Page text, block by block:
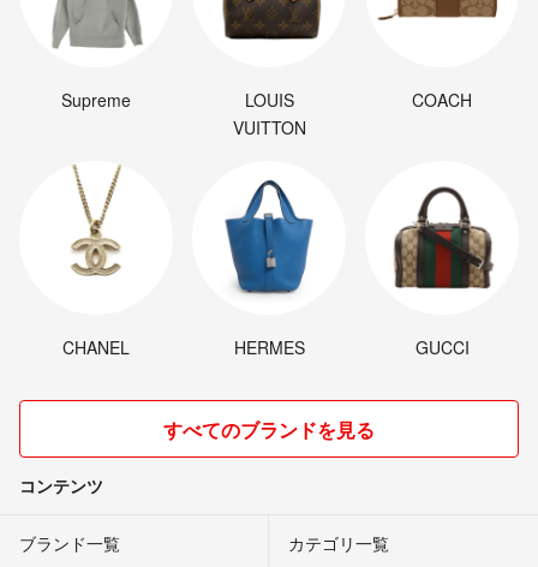
Supreme
LOUIS
VUITTON
COACH
CHANEL HERMES GUCCI
すべてのブランドを見る
コンテンツ
ブランド一覧 カテゴリ一覧